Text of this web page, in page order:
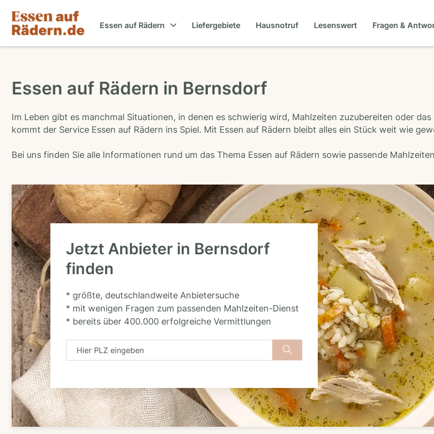
Essen auf Rädern Liefergebiete Hausnotruf Lesenswert Fragen &
Essen auf Rädern in Bernsdorf
Im Leben gibt es manchmal Situationen, in denen es schwierig wird, Mahlzeiten zuzubereiten oder
kommt der Service Essen auf Rädern ins Spiel. Mit Essen auf Rädern bleibt alles ein Stück weit wie
Bei uns finden Sie alle Informationen rund um das Thema Essen auf Rädern sowie passende
Jetzt Anbieter in Bernsdorf
finden
* größte, deutschlandweite Anbietersuche
* mit wenigen Fragen zum passenden Mahlzeiten-Dienst
* bereits über 400.000 erfolgreiche Vermittlungen
H
r
P
L